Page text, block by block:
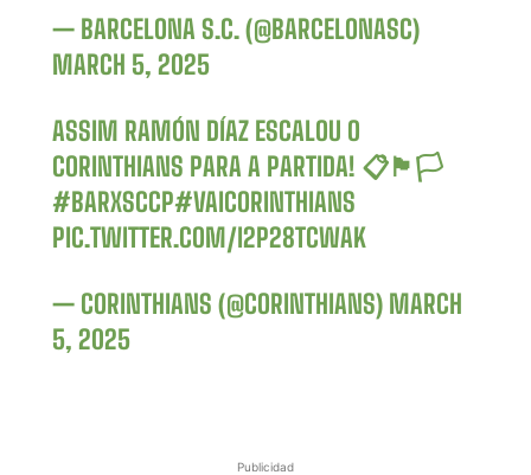
Publicidad
— BARCELONA S.C. (@BARCELONASC)
MARCH 5, 2025
ASSIM RAMÓN DÍAZ ESCALOU O
CORINTHIANS PARA A PARTIDA! 📋🏴🏳️
#BARXSCCP#VAICORINTHIANS
PIC.TWITTER.COM/I2P28TCWAK
— CORINTHIANS (@CORINTHIANS) MARCH
5, 2025